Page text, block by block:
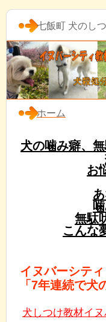
七飯町 犬のし
ホーム
犬の噛み癖、
お
無駄
こんな
イヌバーシテ
「7年連続で犬
犬しつけ教材イ